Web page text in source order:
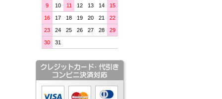
9 10 11 12 13 14 15
16 17 18 19 20 21 22
23 24 25 26 27 28 29
30 31